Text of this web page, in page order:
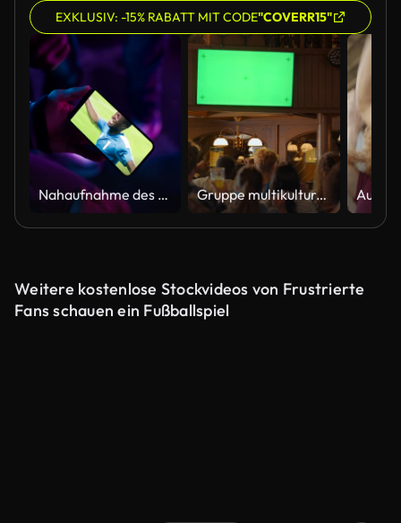
EXKLUSIV: -15% RABATT MIT CODE"COVERR15"
Nahaufnahme des Smartphone-Bildschirms mit einer Live-Übertragung der Fußballmeisterschaft. Gruppe von Menschen, die das Mobiltelefon benutzen, einem Sport-Internetstream folgen und ihre Fußballmannschaft unterstützen Gruppe multikultureller Freunde, die ein Live-Sportspiel im Fernsehen mit Greenscreen-Display in einer Bar verfolgen. Glückliche Fans jubeln und schreien, feiern, wenn die Mannschaft ein Tor schießt und das Turnier gewinnt.
Weitere kostenlose Stockvideos von Frustrierte
Fans schauen ein Fußballspiel